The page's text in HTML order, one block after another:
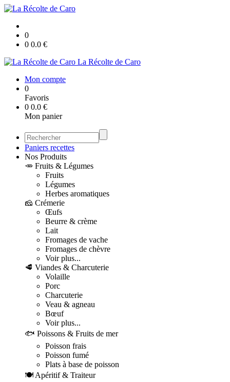
0
0 0.0 €
La Récolte de Caro
Mon compte
0
Favoris
0 0.0 €
Mon panier
Paniers recettes
Nos Produits
🥕 Fruits & Légumes
Fruits
Légumes
Herbes aromatiques
🧀 Crémerie
Œufs
Beurre & crème
Lait
Fromages de vache
Fromages de chèvre
Voir plus...
🥩 Viandes & Charcuterie
Volaille
Porc
Charcuterie
Veau & agneau
Bœuf
Voir plus...
🐟 Poissons & Fruits de mer
Poisson frais
Poisson fumé
Plats à base de poisson
🍽️ Apéritif & Traiteur